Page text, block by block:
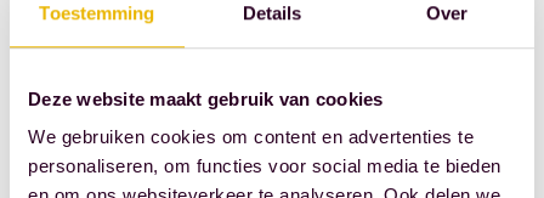
Toestemming Details Over
Deze website maakt gebruik van cookies
We gebruiken cookies om content en advertenties te
personaliseren, om functies voor social media te bieden
dochter – de
bewindvoerder van
huisarts, die het
concept-testament te